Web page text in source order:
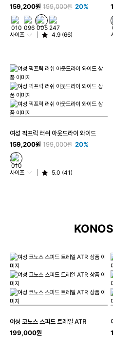
159,200원 199,000원 20%
사이즈 4.9 (66)
여성 픽프릭 러쉬 아웃드라이 와이드
159,200원 199,000원 20%
사이즈 5.0 (41)
여성 코노스 스피드 트레일 ATR
199,000원